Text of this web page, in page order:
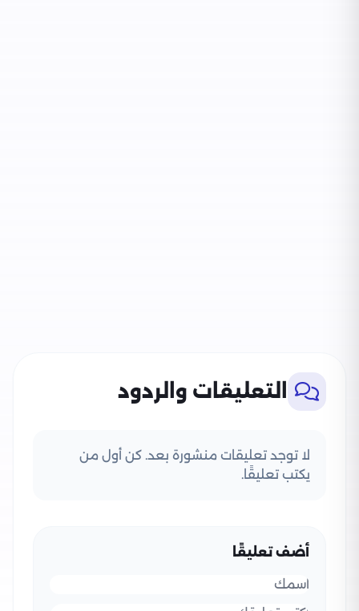
التعليقات والردود
لا توجد تعليقات منشورة بعد. كن أول من
يكتب تعليقًا.
أضف تعليقًا